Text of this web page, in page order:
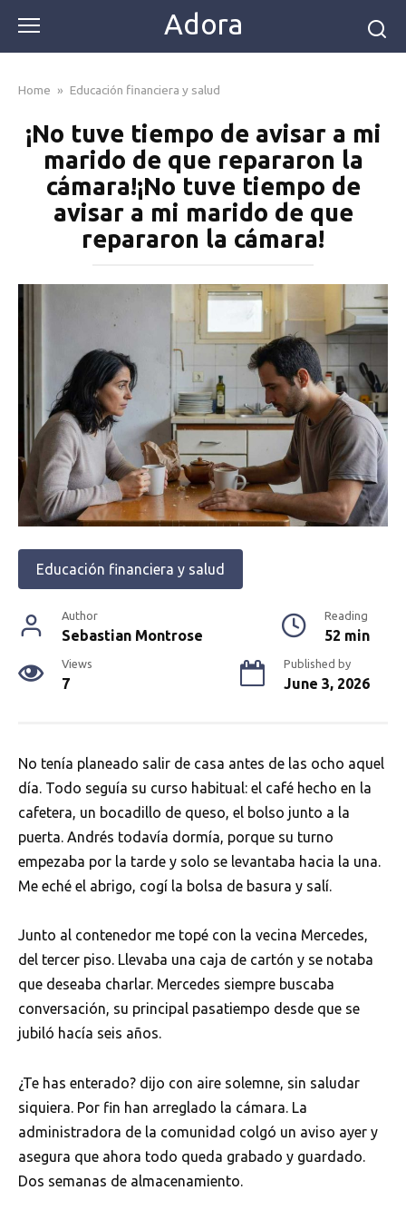
content
Adora
Home » Educación financiera y salud
¡No tuve tiempo de avisar a mi
marido de que repararon la
cámara!¡No tuve tiempo de
avisar a mi marido de que
repararon la cámara!
Educación financiera y salud
Author
Sebastian Montrose
Reading
52 min
Views
7
Published by
June 3, 2026
No tenía planeado salir de casa antes de las ocho aquel
día. Todo seguía su curso habitual: el café hecho en la
cafetera, un bocadillo de queso, el bolso junto a la
puerta. Andrés todavía dormía, porque su turno
empezaba por la tarde y solo se levantaba hacia la una.
Me eché el abrigo, cogí la bolsa de basura y salí.
Junto al contenedor me topé con la vecina Mercedes,
del tercer piso. Llevaba una caja de cartón y se notaba
que deseaba charlar. Mercedes siempre buscaba
conversación, su principal pasatiempo desde que se
jubiló hacía seis años.
¿Te has enterado? dijo con aire solemne, sin saludar
siquiera. Por fin han arreglado la cámara. La
administradora de la comunidad colgó un aviso ayer y
asegura que ahora todo queda grabado y guardado.
Dos semanas de almacenamiento.